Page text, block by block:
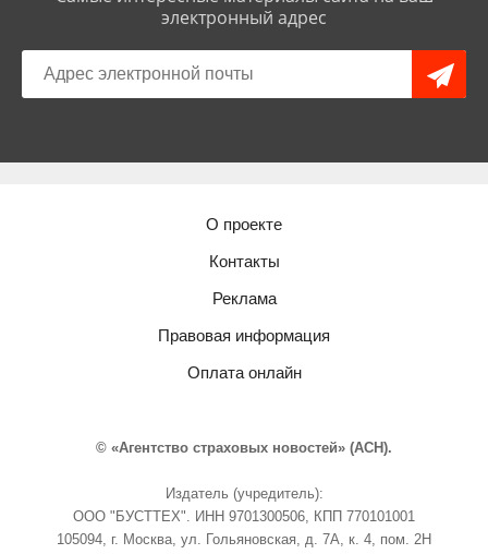
электронный адрес
О проекте
Контакты
Реклама
Правовая информация
Оплата онлайн
© «Агентство страховых новостей» (АСН).
Издатель (учредитель):
ООО "БУСТТЕХ". ИНН 9701300506, КПП 770101001
105094, г. Москва, ул. Гольяновская, д. 7А, к. 4, пом. 2Н